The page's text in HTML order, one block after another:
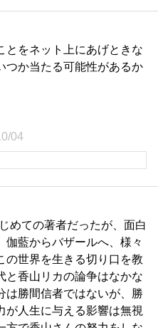
とをネット上にあげときな
つか当たる可能性があるか
04
めての著者だったが、面白
伽藍からバザールへ、様々
の世界を生きる切り口を教
と香山リカの論争はなかな
は勝間信者ではないが、勝
が人生に与える影響は無視